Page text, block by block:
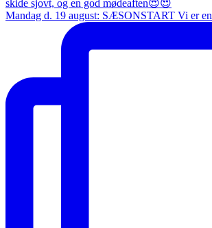
Mandag d. 19 august: SÆSONSTART Vi er